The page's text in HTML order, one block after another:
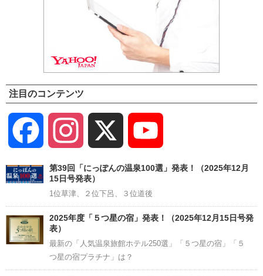
注目のコンテンツ
Facebook Instagram
Channel
第39回「にっぽんの温泉100選」発表！（2025年12月
15日号発表）
1位草津、２位下呂、３位道後
2025年度「５つ星の宿」発表！（2025年12月15日号発
表）
最新の「人気温泉旅館ホテル250選」「５つ星の宿」「５
つ星の宿プラチナ」は？